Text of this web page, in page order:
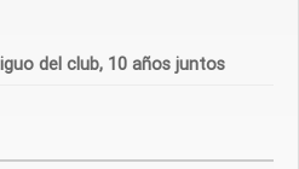
del club, 10 años juntos